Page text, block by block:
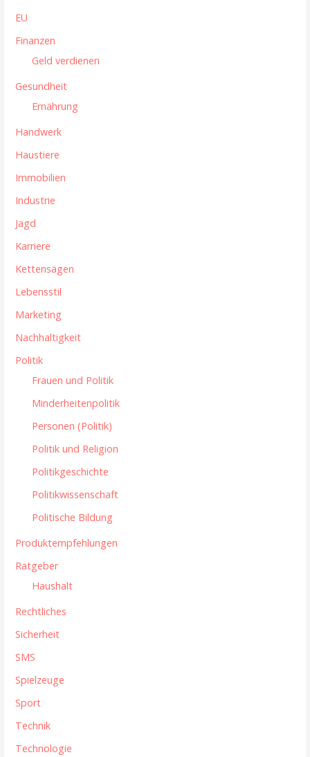
n
EU
Finanzen
Geld verdienen
Gesundheit
Ernährung
Handwerk
Haustiere
Immobilien
Industrie
Jagd
Karriere
Kettensägen
Lebensstil
Marketing
Nachhaltigkeit
Politik
Frauen und Politik
Minderheitenpolitik
Personen (Politik)
Politik und Religion
Politikgeschichte
Politikwissenschaft
Politische Bildung
Produktempfehlungen
Ratgeber
Haushalt
Rechtliches
Sicherheit
SMS
Spielzeuge
Sport
Technik
Technologie